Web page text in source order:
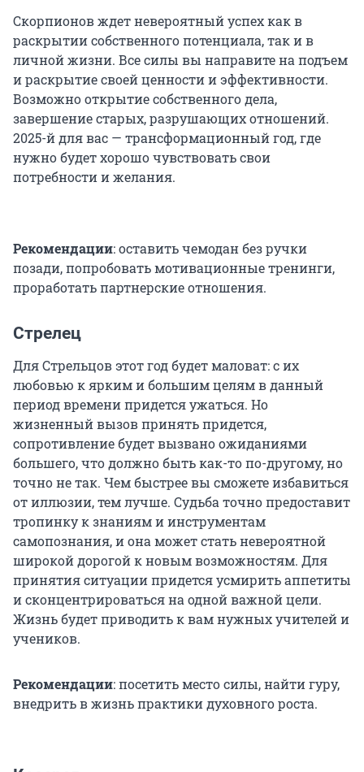
Скорпионов ждет невероятный успех как в
раскрытии собственного потенциала, так и в
личной жизни. Все силы вы направите на подъем
и раскрытие своей ценности и эффективности.
Возможно открытие собственного дела,
завершение старых, разрушающих отношений.
2025-й для вас — трансформационный год, где
нужно будет хорошо чувствовать свои
потребности и желания.
Рекомендации: оставить чемодан без ручки
позади, попробовать мотивационные тренинги,
проработать партнерские отношения.
Стрелец
Для Стрельцов этот год будет маловат: с их
любовью к ярким и большим целям в данный
период времени придется ужаться. Но
жизненный вызов принять придется,
сопротивление будет вызвано ожиданиями
большего, что должно быть как-то по-другому, но
точно не так. Чем быстрее вы сможете избавиться
от иллюзии, тем лучше. Судьба точно предоставит
тропинку к знаниям и инструментам
самопознания, и она может стать невероятной
широкой дорогой к новым возможностям. Для
принятия ситуации придется усмирить аппетиты
и сконцентрироваться на одной важной цели.
Жизнь будет приводить к вам нужных учителей и
учеников.
Рекомендации: посетить место силы, найти гуру,
внедрить в жизнь практики духовного роста.